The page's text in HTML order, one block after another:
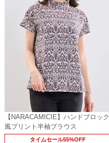
【NARACAMICIE】ハンドブロック
風プリント半袖ブラウス
タイムセール55%OFF